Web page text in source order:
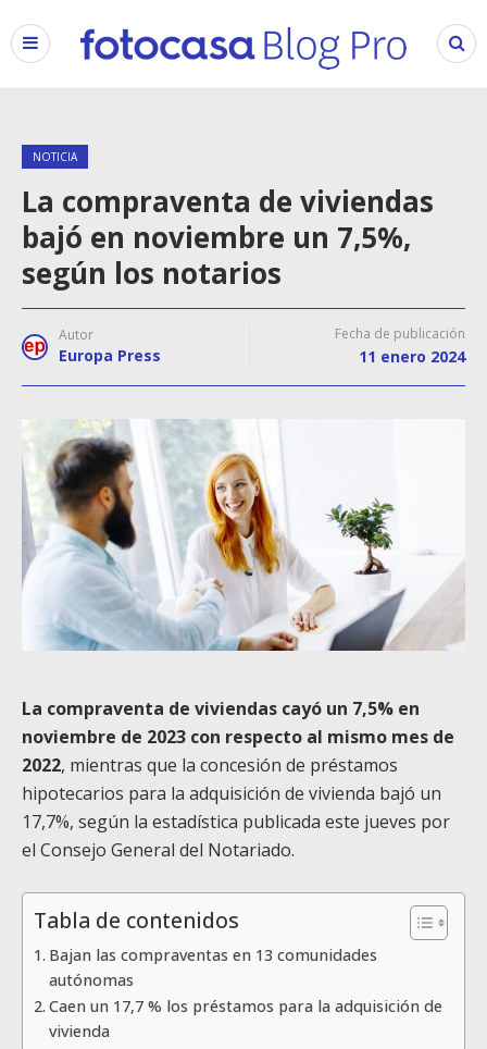
NOTICIA
La compraventa de viviendas
bajó en noviembre un 7,5%,
según los notarios
Autor
Europa Press
Fecha de publicación
11 enero 2024
La compraventa de viviendas cayó un 7,5% en
noviembre de 2023 con respecto al mismo mes de
2022, mientras que la concesión de préstamos
hipotecarios para la adquisición de vivienda bajó un
17,7%, según la estadística publicada este jueves por
el Consejo General del Notariado.
Tabla de contenidos
Bajan las compraventas en 13 comunidades
autónomas
Caen un 17,7 % los préstamos para la adquisición de
vivienda